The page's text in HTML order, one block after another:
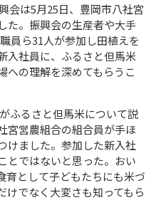
会は5月25日、豊岡市八社宮
た。振興会の生産者や大手
員ら31人が参加し田植えを
入社員に、ふるさと但馬米
への理解を深めてもらうこ
ふるさと但馬米について説
宮営農組合の組合員が手ほ
けました。参加した新入社
とではないと思った。おい
育として子どもたちにも米づ
けでなく大変さも知ってもら